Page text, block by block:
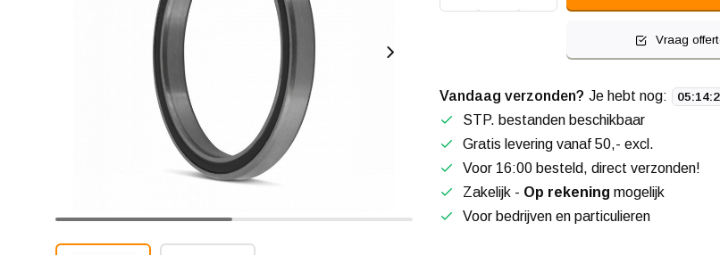
Vraag
Vandaag verzonden? Je hebt nog: 05:14:
STP. bestanden beschikbaar
Gratis levering vanaf 50,- excl.
Voor 16:00 besteld, direct verzonden!
Zakelijk - Op rekening mogelijk
Voor bedrijven en particulieren